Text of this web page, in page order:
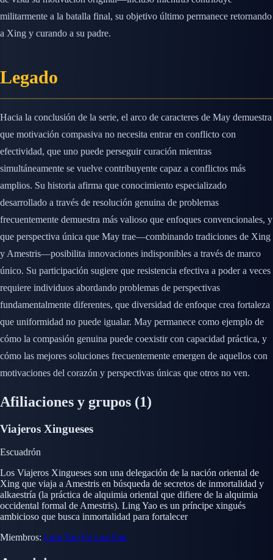
militarmente a la batalla final, su objetivo último permanece retornando
a Xing y curando a su padre.
Legado
Hacia la conclusión de la serie, el arco de caracteres de May demuestra
que motivación compasiva no necesita entrar en conflicto con
efectividad, que uno puede perseguir curación mientras
simultáneamente se vuelve contribuyente capaz a conflictos más
amplios. Su historia afirma que conocimiento especializado
desarrollado a través de resolución genuina de problemas
frecuentemente demuestra más valioso que enfoques convencionales, y
que perspectiva única que May trae—combinando tradiciones de Xing
y Amestris—posibilita innovaciones indisponibles a través de marco
único. Su participación sugiere que resistencia efectiva a poder a veces
requiere individuos abordando problemas de perspectivas
fundamentalmente diferentes, que diversidad de enfoque crea fortaleza
que uniformidad no puede igualar. May permanece como ejemplo de
cómo la compasión genuina puede coexistir con capacidad práctica, y
cómo las mejores soluciones frecuentemente emergen de aquellos con
motivaciones del corazón y perspectivas únicas que otros no ven.
Afiliaciones y grupos (1)
Viajeros Xingueses
Escuadrón
Los Viajeros Xingueses son una delegación de la nación oriental de
Xing que viaja a Amestris en búsqueda de secretos de inmortalidad y
alkaestría (la práctica de alquimia oriental que difiere de la alquimia
occidental formal de Amestris). Ling Yao es un príncipe xingués
ambicioso que busca inmortalidad para fortalecer
Miembros: Ling Yao Fu Lan Fan